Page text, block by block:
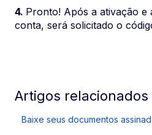
4. Pronto! Após a ativação e
conta, será solicitado o
Artigos relacionados
Baixe seus documentos